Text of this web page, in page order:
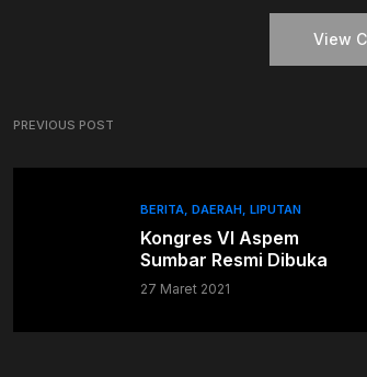
View
PREVIOUS POST
BERITA DAERAH LIPUTAN
Kongres VI Aspem
Sumbar Resmi Dibuka
27 Maret 2021